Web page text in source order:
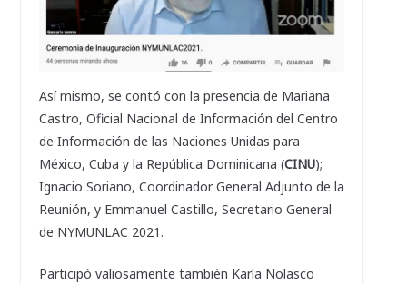
Así mismo, se contó con la presencia de Mariana
Castro, Oficial Nacional de Información del Centro
de Información de las Naciones Unidas para
México, Cuba y la República Dominicana (CINU);
Ignacio Soriano, Coordinador General Adjunto de la
Reunión, y Emmanuel Castillo, Secretario General
de NYMUNLAC 2021.
Participó valiosamente también Karla Nolasco